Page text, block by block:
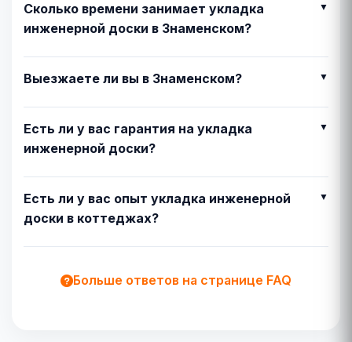
Сколько времени занимает укладка
инженерной доски в Знаменском?
Выезжаете ли вы в Знаменском?
Есть ли у вас гарантия на укладка
инженерной доски?
Есть ли у вас опыт укладка инженерной
доски в коттеджах?
Больше ответов на странице FAQ